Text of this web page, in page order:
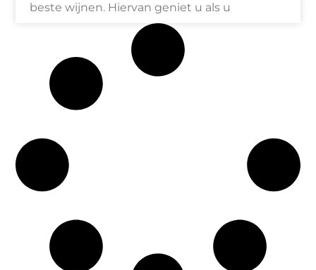
beste wijnen. Hiervan geniet u als u